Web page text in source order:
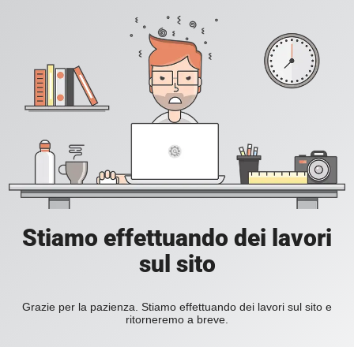
Stiamo effettuando dei lavori
sul sito
Grazie per la pazienza. Stiamo effettuando dei lavori sul sito e
ritorneremo a breve.